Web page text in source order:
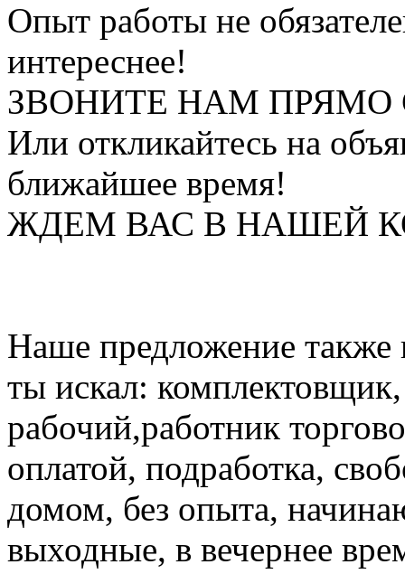
Опыт работы не
интереснее!
ЗВОНИТЕ НАМ ПРЯМО
Или откликайтесь на
ближайшее время!
ЖДЕМ ВАС В НАШЕЙ
Наше предложение также
ты искал:
рабочий,работник
оплатой, подработка,
домом, без опыта,
выходные, в вечернее